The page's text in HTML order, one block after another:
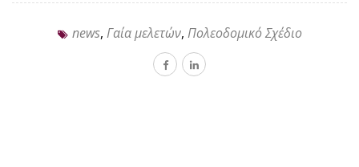
news, Γαία μελετών, Πολεοδομικό Σχέδιο